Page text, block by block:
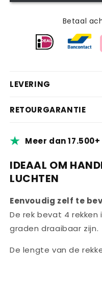
Betaal
LEVERING
RETOURGARANTIE
Meer dan
IDEAAL OM
LUCHTEN
Eenvoudig zelf te
De rek bevat 4 rekken
graden draaibaar zijn.
De lengte van de